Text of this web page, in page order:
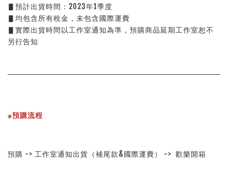
▋預計出貨時間：2023年1季度
▋均包含所有稅金，未包含國際運費
▋實際出貨時間以工作室通知為準，預購商品延期工作室恕不
另行告知
※預購流程
預購 -> 工作室通知出貨（補尾款&國際運費） ->  歡樂開箱